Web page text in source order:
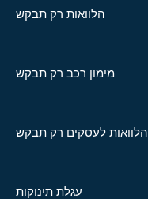
הלוואות רק תבקש
מימון רכב רק תבקש
הלוואות לעסקים רק תבקש
עגלת תינוקות